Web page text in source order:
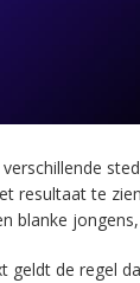
resultaat te
blanke
geldt de regel